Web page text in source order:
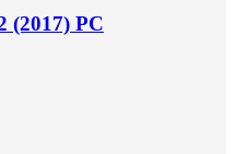
(2017) PC